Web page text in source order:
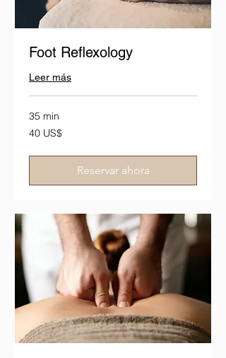
Foot Reflexology
Leer más
35 min
40
dólares
40 US$
Reservar ahora